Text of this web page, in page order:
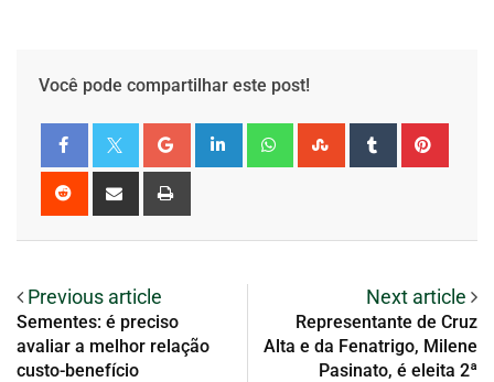
Você pode compartilhar este post!
Previous article
Sementes: é preciso
avaliar a melhor relação
custo-benefício
Next article
Representante de Cruz
Alta e da Fenatrigo, Milene
Pasinato, é eleita 2ª